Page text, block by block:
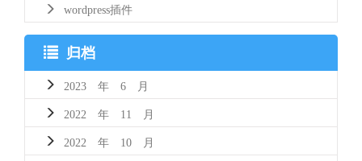
wordpress插件
归档
2023 年 6 月
2022 年 11 月
2022 年 10 月